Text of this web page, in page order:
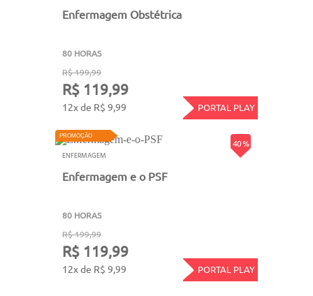
Enfermagem Obstétrica
80 HORAS
R$ 199,99
R$ 119,99
12x de R$ 9,99 PORTAL PLAY
40 %
PROMOÇÃO
ENFERMAGEM
Enfermagem e o PSF
80 HORAS
R$ 199,99
R$ 119,99
12x de R$ 9,99 PORTAL PLAY